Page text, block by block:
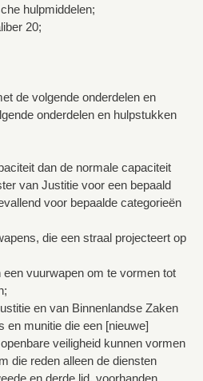
hulpmiddelen;
20;
de volgende onderdelen en
onderdelen en hulpstukken
dan de normale capaciteit
van Justitie voor een bepaald
voor bepaalde categorieën
die een straal projecteert op
vuurwapen om te vormen tot
en van Binnenlandse Zaken
en munitie die een [nieuwe]
veiligheid kunnen vormen
die reden alleen de diensten
en derde lid, voorhanden